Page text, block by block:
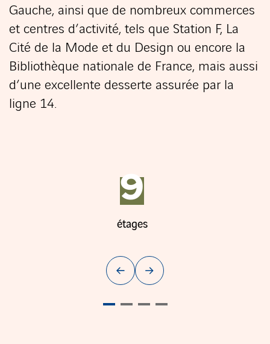
Gauche, ainsi que de nombreux commerces
et centres d’activité, tels que Station F, La
Cité de la Mode et du Design ou encore la
Bibliothèque nationale de France, mais aussi
d’une excellente desserte assurée par la
ligne 14.
9
étages
Diapositive précédente
Diapositive suivante